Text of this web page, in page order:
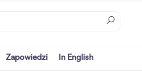
Zapowiedzi In English